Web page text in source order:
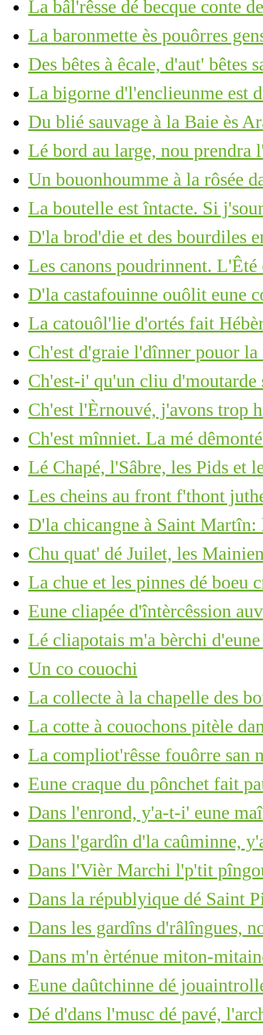
La bâl'rêsse dé becque conte
La baronmette ès pouôrres
Des bêtes à êcale, d'aut' bêtes
La bigorne d'l'enclieunme est
Du blié sauvage à la Baie ès
Lé bord au large, nou prendra
Un bouonhoumme à la rôsée
La boutelle est întacte. Si
D'la brod'die et des bourdiles
Les canons poudrinnent.
D'la castafouinne ouôlit eune
La catouôl'lie d'ortés fait
Ch'est d'graie l'dînner pouor
Ch'est-i' qu'un cliu d'moutarde
Ch'est l'Èrnouvé, j'avons trop
Ch'est mînniet. La mé
Lé Chapé, l'Sâbre, les Pids et
Les cheins au front f'thont
D'la chicangne à Saint Martîn:
Chu quat' dé Juilet, les
La chue et les pinnes dé boeu
Eune cliapée d'întèrcêssion
Lé cliapotais m'a bèrchi
Un co couochi
La collecte à la chapelle des
La cotte à couochons pitèle
La compliot'rêsse fouôrre san
Eune craque du pônchet fait
Dans l'enrond, y'a-t-i' eune
Dans l'gardîn d'la caûminne,
Dans l'Vièr Marchi l'p'tit
Dans la républyique dé Saint
Dans les gardîns d'râlîngues,
Dans m'n èrténue miton-
Eune daûtchinne dé
Dé d'dans l'musc dé pavé,